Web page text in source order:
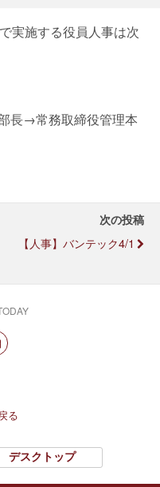
実施する役員人事は次
長→常務取締役管理本
次の投稿
【人事】バンテック4/1
る
デスクトップ